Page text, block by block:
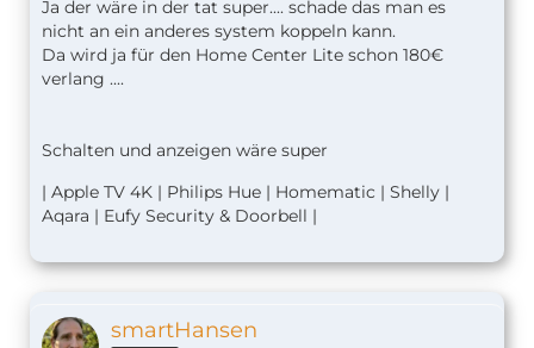
Ja der wäre in der tat super.... schade das man es
nicht an ein anderes system koppeln kann.
Da wird ja für den Home Center Lite schon 180€
verlang ....
Schalten und anzeigen wäre super
| Apple TV 4K | Philips Hue | Homematic | Shelly |
Aqara | Eufy Security & Doorbell |
smartHansen